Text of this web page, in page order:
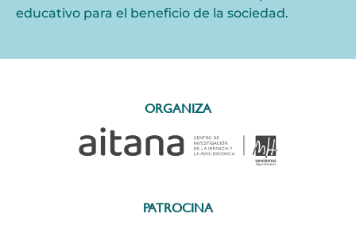
educativo para el beneficio de la sociedad.
ORGANIZA
PATROCINA